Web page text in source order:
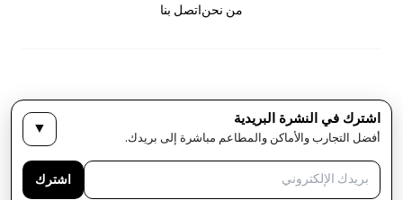
من نحن اتصل بنا
سياسة الخصوصية
حقوق النشر لمجلة LIST كل الحقوق محفوظة
اشترك في النشرة البريدية
أفضل التجارب والأماكن والمطاعم مباشرة إلى بريدك.
▼
اشترك